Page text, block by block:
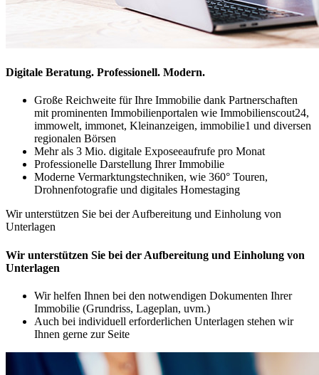
Digitale Beratung. Professionell. Modern.
Große Reichweite für Ihre Immobilie dank Partnerschaften
mit prominenten Immobilienportalen wie Immobilienscout24,
immowelt, immonet, Kleinanzeigen, immobilie1 und diversen
regionalen Börsen
Mehr als 3 Mio. digitale Exposeeaufrufe pro Monat
Professionelle Darstellung Ihrer Immobilie
Moderne Vermarktungstechniken, wie 360° Touren,
Drohnenfotografie und digitales Homestaging
Wir unterstützen Sie bei der Aufbereitung und Einholung von
Unterlagen
Wir unterstützen Sie bei der Aufbereitung und Einholung von
Unterlagen
Wir helfen Ihnen bei den notwendigen Dokumenten Ihrer
Immobilie (Grundriss, Lageplan, uvm.)
Auch bei individuell erforderlichen Unterlagen stehen wir
Ihnen gerne zur Seite